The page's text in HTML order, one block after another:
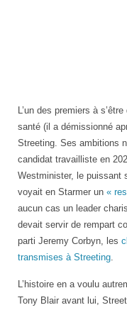
L’un des premiers à
santé (il a démissionné
Streeting. Ses ambitions
candidat travailliste en
Westminister, le puissant
voyait en Starmer un «
aucun cas un leader
devait servir de rempart
parti Jeremy Corbyn, les
transmises à Streeting.
L’histoire en a voulu
Tony Blair avant lui,